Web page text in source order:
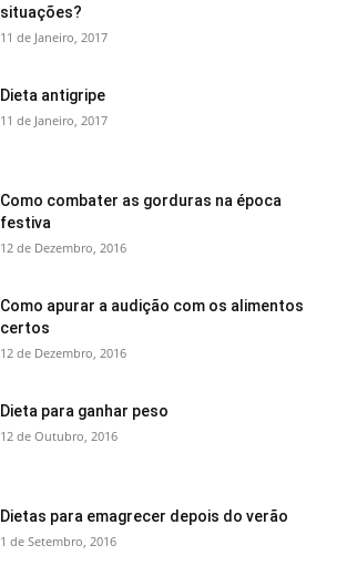
situações?
11 de Janeiro, 2017
Dieta antigripe
11 de Janeiro, 2017
Como combater as gorduras na época
festiva
12 de Dezembro, 2016
Como apurar a audição com os alimentos
certos
12 de Dezembro, 2016
Dieta para ganhar peso
12 de Outubro, 2016
Dietas para emagrecer depois do verão
1 de Setembro, 2016